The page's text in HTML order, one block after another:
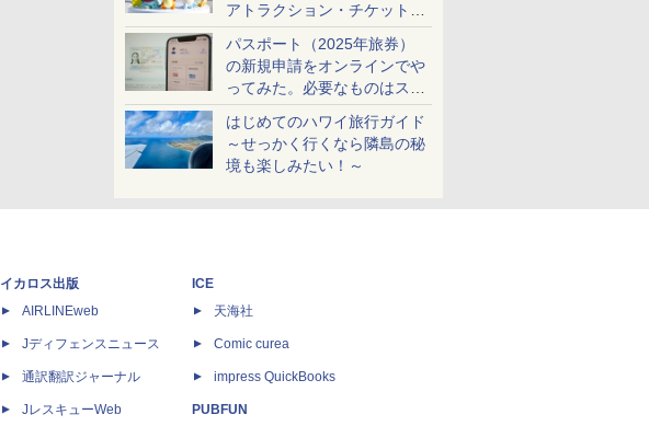
アトラクション・チケット手
配・来場前に必要な準備は？
パスポート（2025年旅券）
の新規申請をオンラインでや
ってみた。必要なものはスマ
ホとマイナカードのみ
はじめてのハワイ旅行ガイド
～せっかく行くなら隣島の秘
境も楽しみたい！～
イカロス出版
AIRLINEweb
Jディフェンスニュース
通訳翻訳ジャーナル
JレスキューWeb
ICE
天海社
Comic curea
impress QuickBooks
PUBFUN